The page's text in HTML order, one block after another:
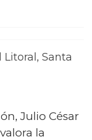
Litoral, Santa
Julio César
la